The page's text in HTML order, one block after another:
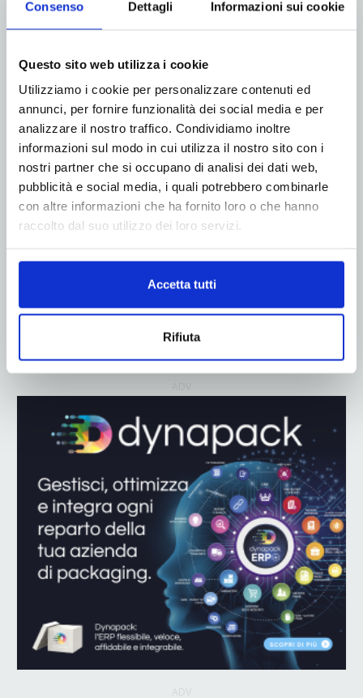
Consenso Dettagli Informazioni sui cookie
Questo sito web utilizza i cookie
Utilizziamo i cookie per personalizzare contenuti ed
annunci, per fornire funzionalità dei social media e per
analizzare il nostro traffico. Condividiamo inoltre
informazioni sul modo in cui utilizza il nostro sito con i
nostri partner che si occupano di analisi dei dati web,
pubblicità e social media, i quali potrebbero combinarle
con altre informazioni che ha fornito loro o che hanno
raccolto dal suo utilizzo dei loro servizi.
Accetta tutti
Rifiuta
ADV